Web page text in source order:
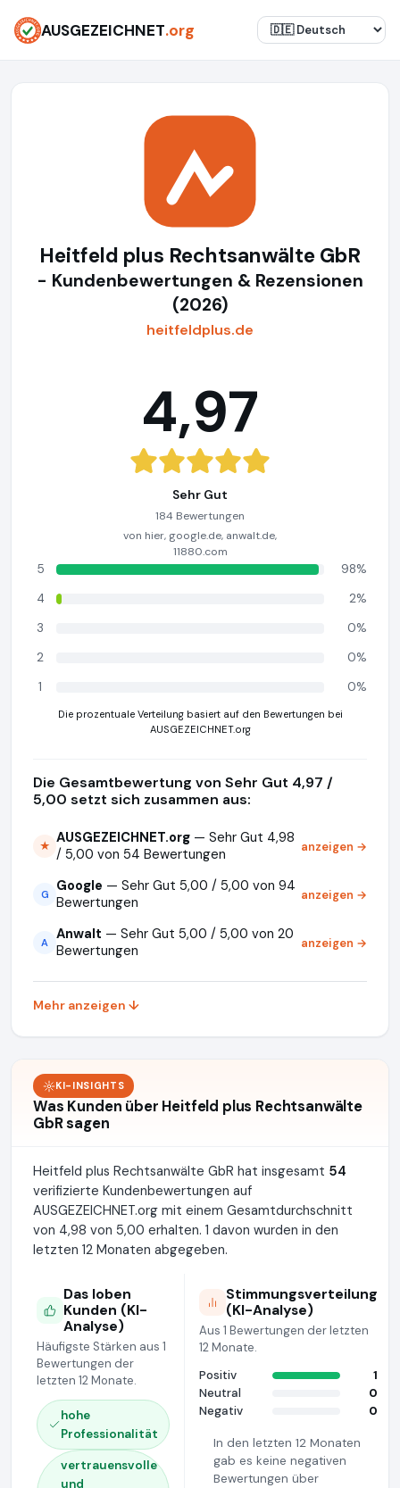
AUSGEZEICHNET.org
Heitfeld plus Rechtsanwälte GbR
- Kundenbewertungen & Rezensionen
(2026)
heitfeldplus.de
4,97
Sehr Gut
184 Bewertungen
von hier, google.de, anwalt.de,
11880.com
5
98%
4
2%
3
0%
2
0%
1
0%
Die prozentuale Verteilung basiert auf den Bewertungen bei
AUSGEZEICHNET.org
Die Gesamtbewertung von Sehr Gut 4,97 /
5,00 setzt sich zusammen aus:
★ AUSGEZEICHNET.org — Sehr Gut 4,98
/ 5,00 von 54 Bewertungen
anzeigen →
G Google — Sehr Gut 5,00 / 5,00 von 94
Bewertungen
anzeigen →
A Anwalt — Sehr Gut 5,00 / 5,00 von 20
Bewertungen
anzeigen →
Mehr anzeigen ↓
KI-INSIGHTS
Was Kunden über Heitfeld plus Rechtsanwälte
GbR sagen
Heitfeld plus Rechtsanwälte GbR hat insgesamt 54
verifizierte Kundenbewertungen auf
AUSGEZEICHNET.org mit einem Gesamtdurchschnitt
von 4,98 von 5,00 erhalten. 1 davon wurden in den
letzten 12 Monaten abgegeben.
Das loben
Kunden (KI-
Analyse)
Häufigste Stärken aus 1
Bewertungen der
letzten 12 Monate.
hohe
Professionalität
vertrauensvolle
und
Stimmungsverteilung
(KI-Analyse)
Aus 1 Bewertungen der letzten
12 Monate.
Positiv
1
Neutral
0
Negativ
0
In den letzten 12 Monaten
gab es keine negativen
Bewertungen über